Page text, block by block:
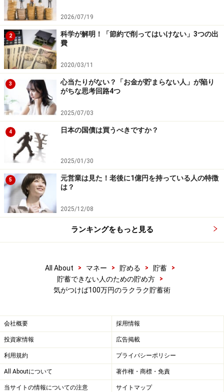
2026/07/19
2
科学が解明！「節約で削ってはいけない」3つの出
費
2020/03/11
3
心当たりがない？「お金が貯まらない人」が陥り
がちな思考回路4つ
2025/07/03
4 日本の国債は買うべきですか？
2025/01/30
5
元営業は見た！老後に1億円を持っている人の特徴
は？
2025/12/08
ランキングをもっと見る
All About > マネー > 貯める > 貯蓄
>
貯蓄できない人のための貯め方
>
気がつけば100万円のラクラク貯蓄術
会社概要 採用情報
投資家情報 広告掲載
利用規約 プライバシーポリシー
All Aboutについて 著作権・商標・免責
当サイトの情報についての注意 サイトマップ